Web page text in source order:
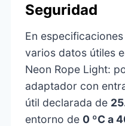
Seguridad
En
varios datos útiles
Neon Rope Light:
adaptador con
útil declarada de
entorno de 0 ºC a